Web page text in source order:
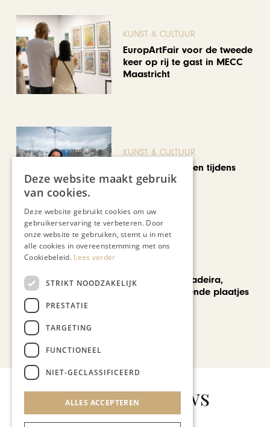
KUNST & CULTUUR
EuropArtFair voor de tweede
keer op rij te gast in MECC
Maastricht
KUNST & CULTUUR
Wereldse beelden tijdens
Cultura Nova
Een week op Madeira,
voorbij de bekende plaatjes
Bekijk alle artikelen
Gerelateerd nieuws
Deze website maakt gebruik
van cookies.
Deze website gebruikt cookies om uw
gebruikerservaring te verbeteren. Door
onze website te gebruiken, stemt u in met
alle cookies in overeenstemming met ons
Cookiebeleid. Lees verder
STRIKT NOODZAKELIJK
PRESTATIE
TARGETING
FUNCTIONEEL
NIET-GECLASSIFICEERD
ALLES ACCEPTEREN